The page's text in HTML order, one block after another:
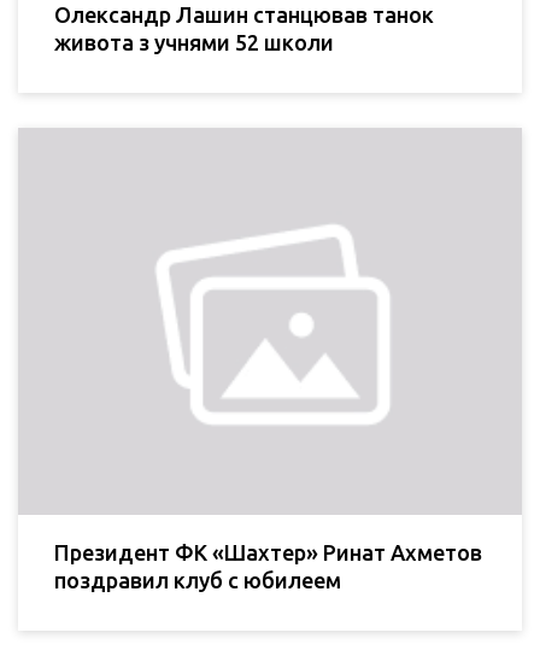
Олександр Лашин станцював танок
живота з учнями 52 школи
Президент ФК «Шахтер» Ринат Ахметов
поздравил клуб с юбилеем